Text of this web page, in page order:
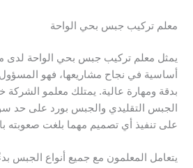
معلم تركيب جبس بحي الواحة
يمثل معلم تركيب جبس بحي الواحة لدى
أساسية في نجاح مشاريعها، فهو
بدقة ومهارة عالية. يمتلك معلمو
الجبس التقليدي والجبس بورد على حد
على تنفيذ أي تصميم مهما بلغت صعوبته
يتعامل المعلمون مع جميع أنواع الجبس